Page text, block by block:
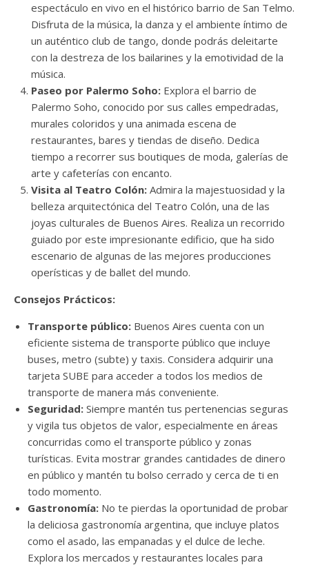
espectáculo en vivo en el histórico barrio de San Telmo.
Disfruta de la música, la danza y el ambiente íntimo de
un auténtico club de tango, donde podrás deleitarte
con la destreza de los bailarines y la emotividad de la
música.
Paseo por Palermo Soho: Explora el barrio de
Palermo Soho, conocido por sus calles empedradas,
murales coloridos y una animada escena de
restaurantes, bares y tiendas de diseño. Dedica
tiempo a recorrer sus boutiques de moda, galerías de
arte y cafeterías con encanto.
Visita al Teatro Colón: Admira la majestuosidad y la
belleza arquitectónica del Teatro Colón, una de las
joyas culturales de Buenos Aires. Realiza un recorrido
guiado por este impresionante edificio, que ha sido
escenario de algunas de las mejores producciones
operísticas y de ballet del mundo.
Consejos Prácticos:
Transporte público: Buenos Aires cuenta con un
eficiente sistema de transporte público que incluye
buses, metro (subte) y taxis. Considera adquirir una
tarjeta SUBE para acceder a todos los medios de
transporte de manera más conveniente.
Seguridad: Siempre mantén tus pertenencias seguras
y vigila tus objetos de valor, especialmente en áreas
concurridas como el transporte público y zonas
turísticas. Evita mostrar grandes cantidades de dinero
en público y mantén tu bolso cerrado y cerca de ti en
todo momento.
Gastronomía: No te pierdas la oportunidad de probar
la deliciosa gastronomía argentina, que incluye platos
como el asado, las empanadas y el dulce de leche.
Explora los mercados y restaurantes locales para